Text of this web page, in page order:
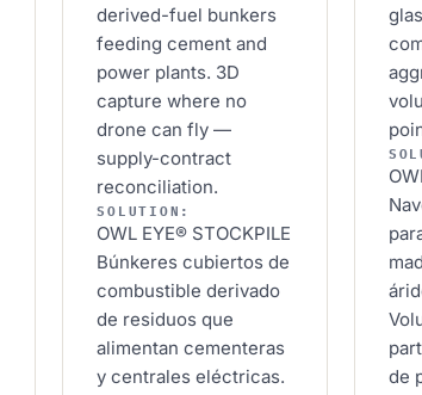
derived-fuel bunkers
feeding cement and
power plants. 3D
capture where no
drone can fly —
supply-contract
reconciliation.
SOLUTION:
OWL EYE® STOCKPILE
Búnkeres cubiertos de
combustible derivado
de residuos que
alimentan cementeras
y centrales eléctricas.
de